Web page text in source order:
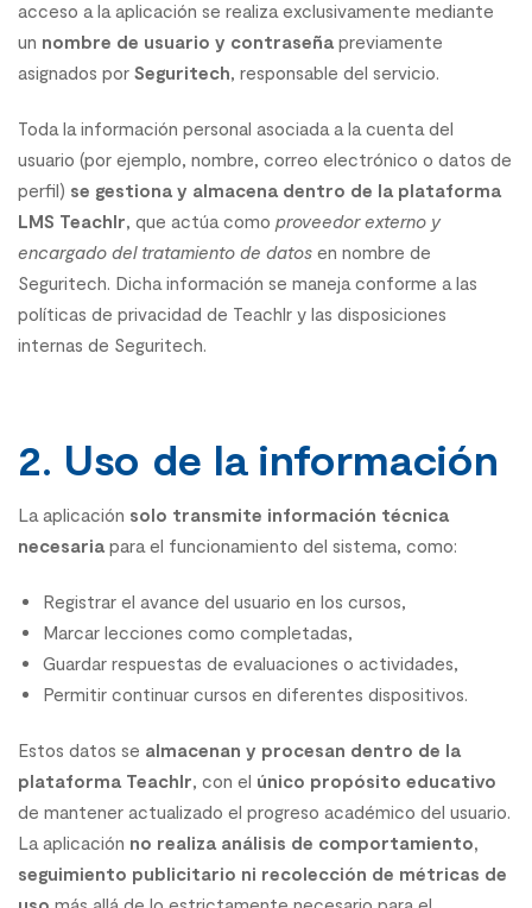
acceso a la aplicación se realiza exclusivamente mediante
un nombre de usuario y contraseña previamente
asignados por Seguritech, responsable del servicio.
Toda la información personal asociada a la cuenta del
usuario (por ejemplo, nombre, correo electrónico o datos de
perfil) se gestiona y almacena dentro de la plataforma
LMS Teachlr, que actúa como proveedor externo y
encargado del tratamiento de datos en nombre de
Seguritech. Dicha información se maneja conforme a las
políticas de privacidad de Teachlr y las disposiciones
internas de Seguritech.
2. Uso de la información
La aplicación solo transmite información técnica
necesaria para el funcionamiento del sistema, como:
Registrar el avance del usuario en los cursos,
Marcar lecciones como completadas,
Guardar respuestas de evaluaciones o actividades,
Permitir continuar cursos en diferentes dispositivos.
Estos datos se almacenan y procesan dentro de la
plataforma Teachlr, con el único propósito educativo
de mantener actualizado el progreso académico del usuario.
La aplicación no realiza análisis de comportamiento,
seguimiento publicitario ni recolección de métricas de